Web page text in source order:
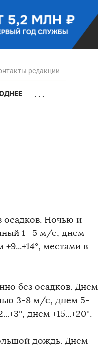
редакции
. . .
осадков. Ночью и
1- 5 м/с, днем
местами в
без осадков. Днем
3-8 м/с, днем 5-
днем +15...+20°.
дождь. Днем